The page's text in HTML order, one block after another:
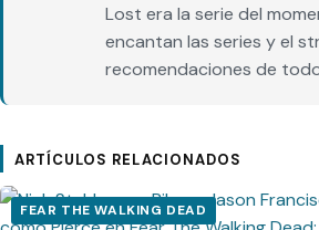
Lost era la serie del
encantan las series y el
recomendaciones de
ARTÍCULOS RELACIONADOS
FEAR THE WALKING DEAD